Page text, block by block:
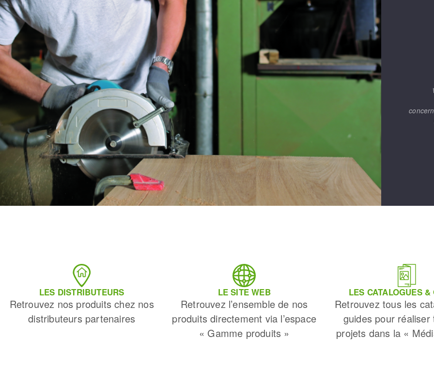
LES DISTRIBUTEURS
Retrouvez nos produits chez nos
distributeurs partenaires
LE SITE WEB
Retrouvez l’ensemble de nos
produits directement via l’espace
« Gamme produits »
LES CATALOGUES &
Retrouvez tous les
guides pour réaliser
projets dans la «